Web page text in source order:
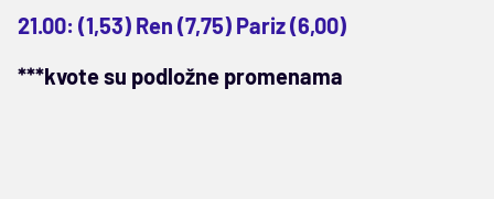
21.00: (1,53) Ren (7,75) Pariz (6,00)
***kvote su podložne promenama